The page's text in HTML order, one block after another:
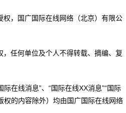
权，国广国际在线网络（北京）有限公
，任何单位及个人不得转载、摘编、复
在线消息”、“国际在线XX消息”“国际
权的内容除外）均由国广国际在线网络